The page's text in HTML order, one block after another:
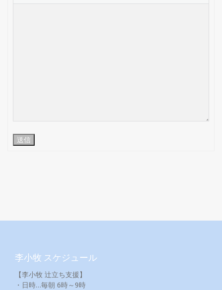
送信
李小牧 スケジュール
【李小牧 辻立ち支援】
・日時…毎朝 6時～9時